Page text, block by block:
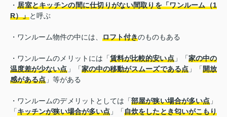
・居室とキッチンの間に仕切りがない間取りを「ワンルーム（1
R）」と呼ぶ
・ワンルーム物件の中には、 ロフト付きのものもある
・ワンルームのメリットには「賃料が比較的安い点」「家の中の
温度差が少ない点」「家の中の移動がスムーズである点」「開放
感がある点 」等がある
・ワンルームのデメリットとしては「部屋が狭い場合が多い点 」
「キッチンが狭い場合が多い点 」「自炊をしたとき匂いがこもり